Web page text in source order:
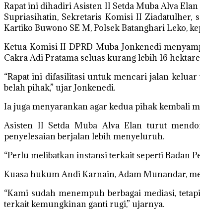
Rapat ini dihadiri Asisten II Setda Muba Alva
Supriasihatin, Sekretaris Komisi II Ziadatulher,
Kartiko Buwono SE M, Polsek Batanghari Leko,
Ketua Komisi II DPRD Muba Jonkenedi
Cakra Adi Pratama seluas kurang lebih 16
“Rapat ini difasilitasi untuk mencari jalan
belah pihak,” ujar Jonkenedi.
Ia juga menyarankan agar kedua pihak kembali
Asisten II Setda Muba Alva Elan turut
penyelesaian berjalan lebih menyeluruh.
“Perlu melibatkan instansi terkait seperti Badan
Kuasa hukum Andi Karnain, Adam Munandar,
“Kami sudah menempuh berbagai mediasi,
terkait kemungkinan ganti rugi,” ujarnya.